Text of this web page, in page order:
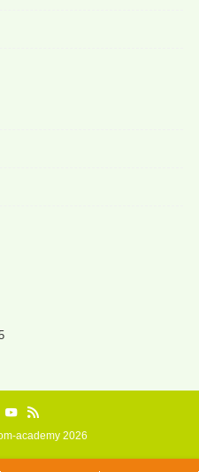
academy 2026